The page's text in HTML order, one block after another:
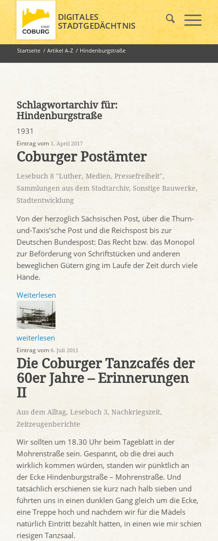
DIGITALES
STADTGEDÄCHTNIS
Startseite / Artikel A-Z / Hindenburgstraße
Schlagwortarchiv für:
Hindenburgstraße
1931
Eintrag vom 1. April 2017
Coburger Postämter
Lesebuch 8 "Luther, Medien, Pressefreiheit",
Sammlungen aus dem Stadtarchiv, Sonstige Bauwerke,
Stadtentwicklung
Von der herzoglich Sächsischen Post, über die Thurn-
und-Taxis’sche Post und die Reichspost bis zur
Deutschen Bundespost: Das Recht bzw. das Monopol
zur Beförderung von Schriftstücken und anderen
beweglichen Gütern ging im Laufe der Zeit durch viele
Hände.
Weiterlesen
weiterlesen
Eintrag vom 6. Juli 2011
Die Coburger Tanzcafés der
60er Jahre – Erinnerungen
II
Aus dem Alltag, Lesebuch 3, Nachkriegszeit,
Zeitzeugenberichte
Wir sollten um 18.30 Uhr beim Tageblatt in der
Mohrenstraße sein. Gespannt, ob die drei auch
wirklich kommen würden, standen wir pünktlich an
der Ecke Hindenburgstraße – Mohrenstraße. Und
tatsächlich erschienen sie kurz nach halb sieben und
führten uns in einen dunklen Gang gleich um die Ecke,
eine Treppe hoch und nachdem wir für die Mädels
natürlich Eintritt bezahlt hatten, in einen wie mir schien
riesigen Tanzsaal.